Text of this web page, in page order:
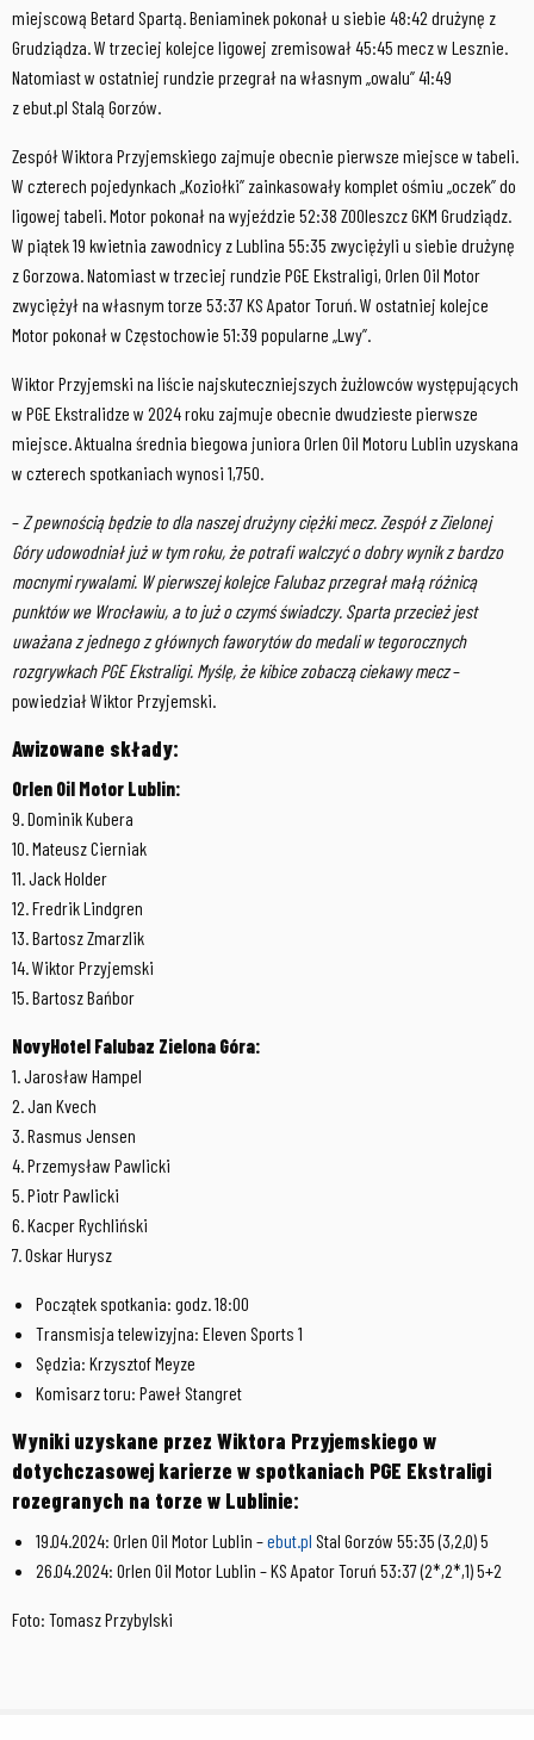
miejscową Betard Spartą. Beniaminek pokonał u siebie 48:42 drużynę z
Grudziądza. W trzeciej kolejce ligowej zremisował 45:45 mecz w Lesznie.
Natomiast w ostatniej rundzie przegrał na własnym „owalu” 41:49
z ebut.pl Stalą Gorzów.
Zespół Wiktora Przyjemskiego zajmuje obecnie pierwsze miejsce w tabeli.
W czterech pojedynkach „Koziołki” zainkasowały komplet ośmiu „oczek” do
ligowej tabeli. Motor pokonał na wyjeździe 52:38 ZOOleszcz GKM Grudziądz.
W piątek 19 kwietnia zawodnicy z Lublina 55:35 zwyciężyli u siebie drużynę
z Gorzowa. Natomiast w trzeciej rundzie PGE Ekstraligi, Orlen Oil Motor
zwyciężył na własnym torze 53:37 KS Apator Toruń. W ostatniej kolejce
Motor pokonał w Częstochowie 51:39 popularne „Lwy”.
Wiktor Przyjemski na liście najskuteczniejszych żużlowców występujących
w PGE Ekstralidze w 2024 roku zajmuje obecnie dwudzieste pierwsze
miejsce. Aktualna średnia biegowa juniora Orlen Oil Motoru Lublin uzyskana
w czterech spotkaniach wynosi 1,750.
– Z pewnością będzie to dla naszej drużyny ciężki mecz. Zespół z Zielonej
Góry udowodniał już w tym roku, że potrafi walczyć o dobry wynik z bardzo
mocnymi rywalami. W pierwszej kolejce Falubaz przegrał małą różnicą
punktów we Wrocławiu, a to już o czymś świadczy. Sparta przecież jest
uważana z jednego z głównych faworytów do medali w tegorocznych
rozgrywkach PGE Ekstraligi. Myślę, że kibice zobaczą ciekawy mecz–
powiedział Wiktor Przyjemski.
Awizowane składy:
Orlen Oil Motor Lublin:
9. Dominik Kubera
10. Mateusz Cierniak
11. Jack Holder
12. Fredrik Lindgren
13. Bartosz Zmarzlik
14. Wiktor Przyjemski
15. Bartosz Bańbor
NovyHotel Falubaz Zielona Góra:
1. Jarosław Hampel
2. Jan Kvech
3. Rasmus Jensen
4. Przemysław Pawlicki
5. Piotr Pawlicki
6. Kacper Rychliński
7. Oskar Hurysz
Początek spotkania: godz. 18:00
Transmisja telewizyjna: Eleven Sports 1
Sędzia: Krzysztof Meyze
Komisarz toru: Paweł Stangret
Wyniki uzyskane przez Wiktora Przyjemskiego w
dotychczasowej karierze w spotkaniach PGE Ekstraligi
rozegranych na torze w Lublinie:
19.04.2024: Orlen Oil Motor Lublin –ebut.pl Stal Gorzów 55:35 (3,2,0) 5
26.04.2024: Orlen Oil Motor Lublin – KS Apator Toruń 53:37 (2*,2*,1) 5+2
Foto: Tomasz Przybylski